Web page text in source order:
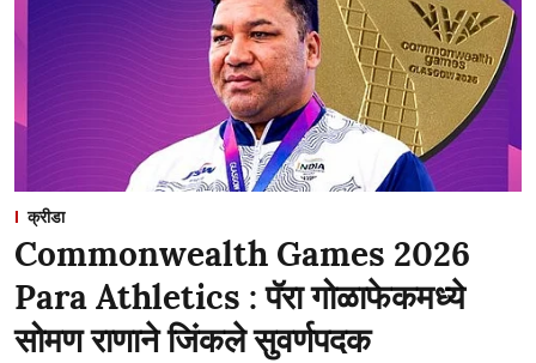
क्रीडा
Commonwealth Games 2026
Para Athletics : पॅरा गोळाफेकमध्ये
सोमण राणाने जिंकले सुवर्णपदक